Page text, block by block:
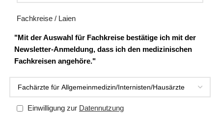
Fachkreise / Laien
"Mit der Auswahl für Fachkreise bestätige ich mit der
Newsletter-Anmeldung, dass ich den medizinischen
Fachkreisen angehöre."
Einwilligung zur Datennutzung